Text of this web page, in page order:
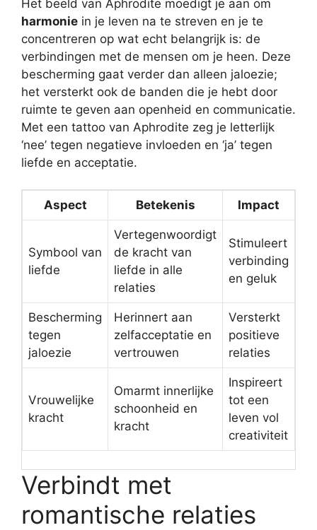
Het beeld van Aphrodite moedigt je aan om
harmonie in je leven na te streven en je te
concentreren op wat echt belangrijk is: de
verbindingen met de mensen om je heen. Deze
bescherming gaat verder dan alleen jaloezie;
het versterkt ook de banden die je hebt door
ruimte te geven aan openheid en communicatie.
Met een tattoo van Aphrodite zeg je letterlijk
‘nee’ tegen negatieve invloeden en ‘ja’ tegen
liefde en acceptatie.
Aspect Betekenis Impact
Symbool van
liefde
Vertegenwoordigt
de kracht van
liefde in alle
relaties
Stimuleert
verbinding
en geluk
Bescherming
tegen
jaloezie
Herinnert aan
zelfacceptatie en
vertrouwen
Versterkt
positieve
relaties
Vrouwelijke
kracht
Omarmt innerlijke
schoonheid en
kracht
Inspireert
tot een
leven vol
creativiteit
Verbindt met
romantische relaties